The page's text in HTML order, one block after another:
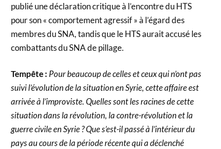
publié une déclaration critique à l’encontre du HTS
pour son « comportement agressif » à l’égard des
membres du SNA, tandis que le HTS aurait accusé les
combattants du SNA de pillage.
Tempête : Pour beaucoup de celles et ceux qui n’ont pas
suivi l’évolution de la situation en Syrie, cette affaire est
arrivée à l’improviste. Quelles sont les racines de cette
situation dans la révolution, la contre-révolution et la
guerre civile en Syrie ? Que s’est-il passé à l’intérieur du
pays au cours de la période récente qui a déclenché